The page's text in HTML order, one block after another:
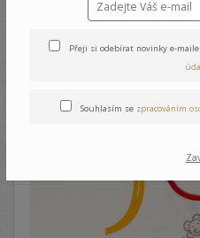
Kojenecký
Přeji si odebírat novinky e-
Souhlasím se zpracováním